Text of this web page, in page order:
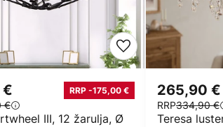
III, 12 žarulja, Ø
€ RRP -175,00 €
€
Teresa
265,90 €
RRP334,90 €